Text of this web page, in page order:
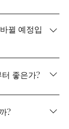
니다.
뀔 예정입
한 사이즈의
좋은가?
른 분이라면 1
대응 가능합니
?